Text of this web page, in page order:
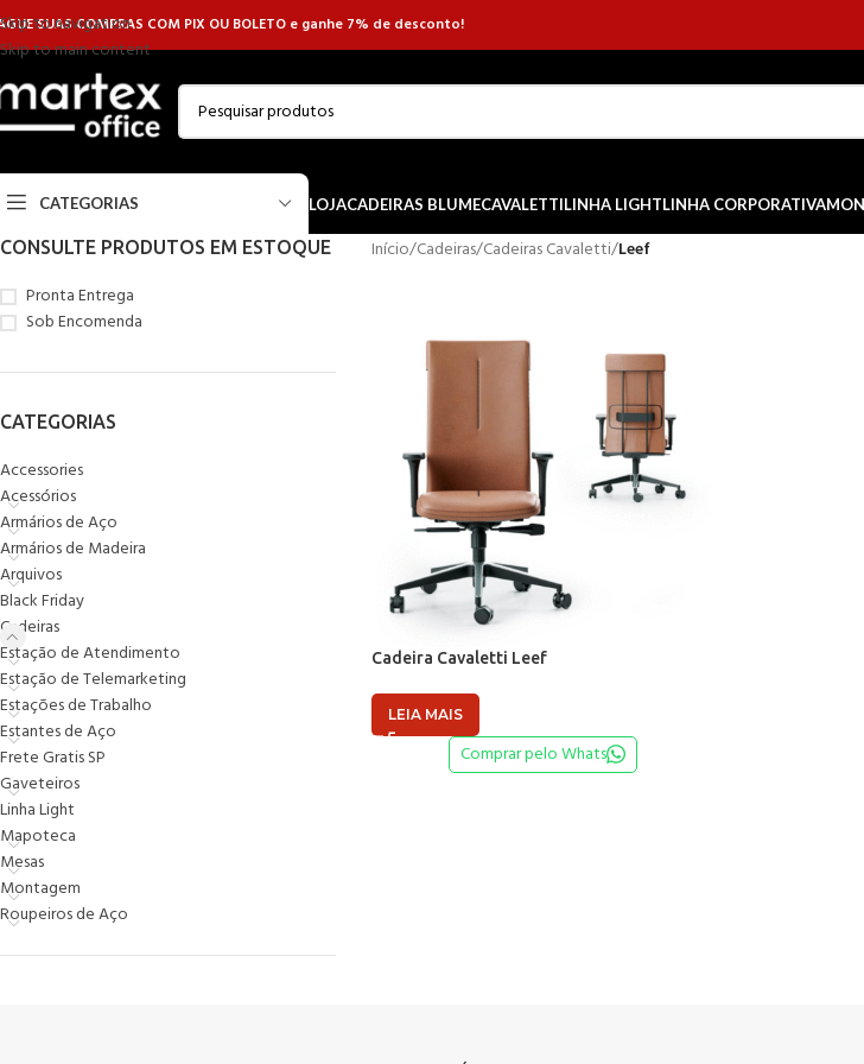
Skip to navigation
Skip to main content
SUAS COMPRAS COM PIX OU BOLETO e ganhe 7% de desconto!
CATEGORIAS LOJACADEIRAS BLUMECAVALETTILINHA LIGHTLINHA CORPORATIVA
CONSULTE PRODUTOS EM ESTOQUE
Pronta Entrega
Sob Encomenda
CATEGORIAS
Accessories
Acessórios
Armários de Aço
Armários de Madeira
Arquivos
Black Friday
Cadeiras
Estação de Atendimento
Estação de Telemarketing
Estações de Trabalho
Estantes de Aço
Frete Gratis SP
Gaveteiros
Linha Light
Mapoteca
Mesas
Montagem
Roupeiros de Aço
Início/Cadeiras/Cadeiras Cavaletti/Leef
Cadeira Cavaletti Leef
LEIA MAIS
Comprar pelo Whats